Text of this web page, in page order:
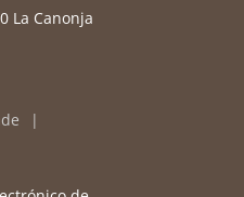
La Canonja